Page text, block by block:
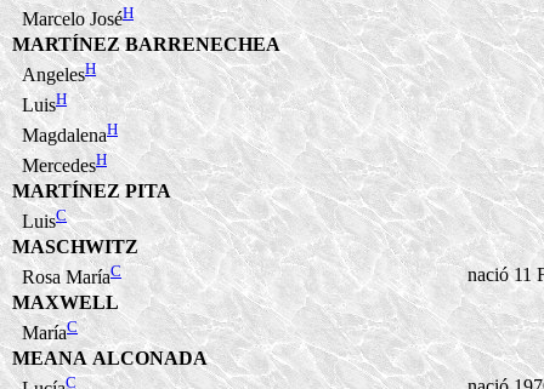
Marcelo JoséH
MARTÍNEZ BARRENECHEA
AngelesH
LuisH
MagdalenaH
MercedesH
MARTÍNEZ PITA
LuisC
MASCHWITZ
Rosa MaríaC
nació 11
MAXWELL
MaríaC
MEANA ALCONADA
C